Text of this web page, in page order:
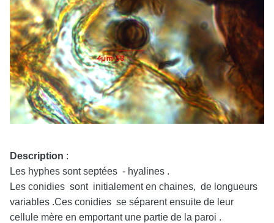
Description :
Les hyphes sont septées - hyalines .
Les conidies sont initialement en chaines, de longueurs
variables .Ces conidies se séparent ensuite de leur
cellule mère en emportant une partie de la paroi .